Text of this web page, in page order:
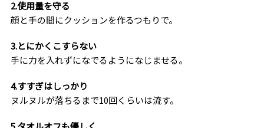
2.使用量を守る
顔と手の間にクッションを作るつもりで。
3.とにかくこすらない
手に力を入れずになでるようになじませる。
4.すすぎはしっかり
ヌルヌルが落ちるまで10回くらいは流す。